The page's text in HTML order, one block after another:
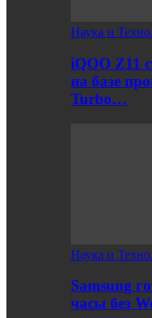
Наука и
iQOO Z11
на базе
Turbo…
Наука и
Samsung
часы без